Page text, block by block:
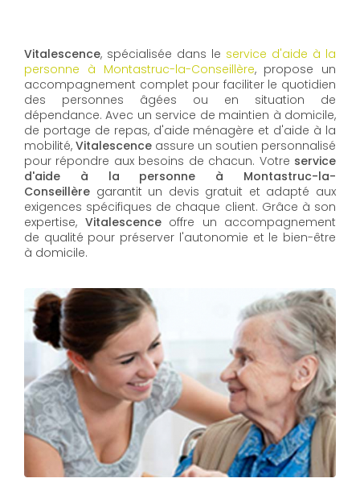
Vitalescence, spécialisée dans le service d'aide à la
personne à Montastruc-la-Conseillère, propose un
accompagnement complet pour faciliter le quotidien
des personnes âgées ou en situation de
dépendance. Avec un service de maintien à domicile,
de portage de repas, d'aide ménagère et d'aide à la
mobilité, Vitalescence assure un soutien personnalisé
pour répondre aux besoins de chacun. Votre service
d'aide à la personne à Montastruc-la-
Conseillère garantit un devis gratuit et adapté aux
exigences spécifiques de chaque client. Grâce à son
expertise, Vitalescence offre un accompagnement
de qualité pour préserver l'autonomie et le bien-être
à domicile.